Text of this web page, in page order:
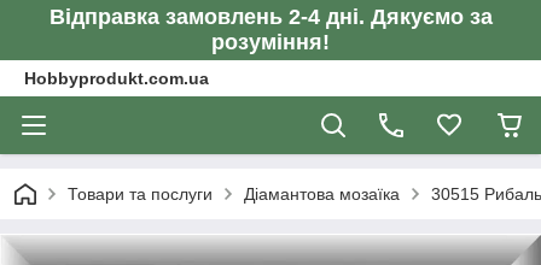
Відправка замовлень 2-4 дні. Дякуємо за
розуміння!
Hobbyprodukt.com.ua
Товари та послуги Діамантова мозаїка 30515